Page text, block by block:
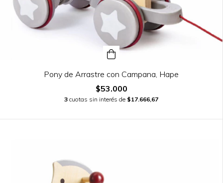
Pony de Arrastre con Campana, Hape
$53.000
3 cuotas sin interés de $17.666,67